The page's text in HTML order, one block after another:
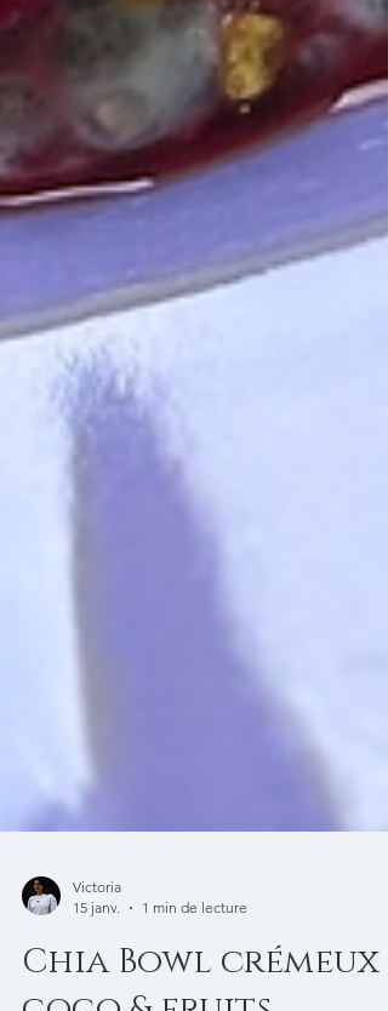
Victoria
15 janv.
1 min de lecture